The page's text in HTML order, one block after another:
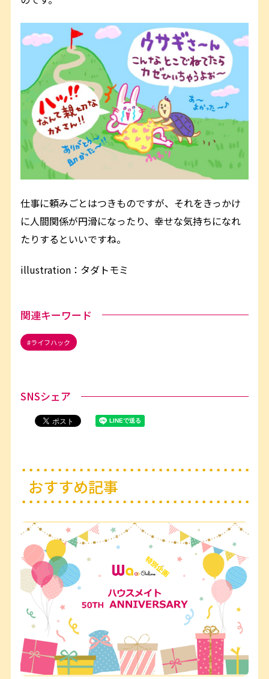
仕事に頼みごとはつきものですが、それをきっかけ
に人間関係が円滑になったり、幸せな気持ちになれ
たりするといいですね。
illustration：タダトモミ
関連キーワード
ライフハック
SNSシェア
おすすめ記事